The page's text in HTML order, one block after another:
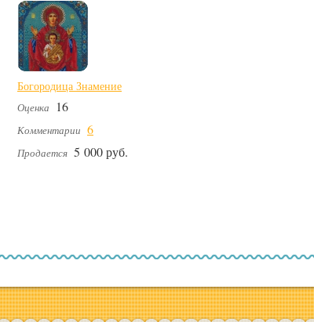
Богородица Знамение
Оценка 16
Комментарии 6
Продается 5 000 руб.